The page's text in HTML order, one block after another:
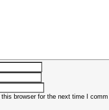
browser for the next time I comm